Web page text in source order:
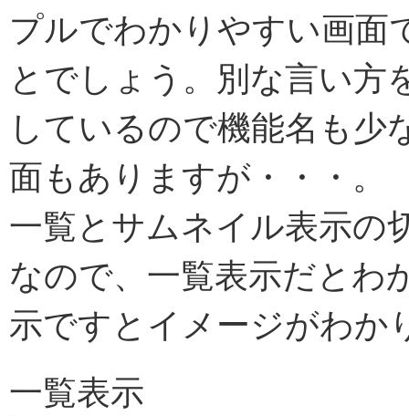
プルでわかりやすい画面
とでしょう。別な言い方
しているので機能名も少
面もありますが・・・。
一覧とサムネイル表示の
なので、一覧表示だとわ
示ですとイメージがわか
一覧表示